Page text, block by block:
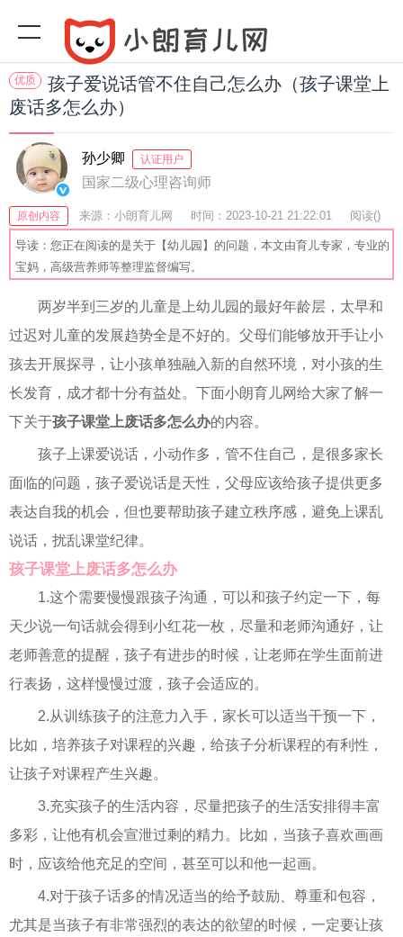
优质
孩子爱说话管不住自己怎么办（孩子课堂上
废话多怎么办）
孙少卿 认证用户
国家二级心理咨询师
原创内容 来源：小朗育儿网 时间：2023-10-21 21:22:01 阅读()
收藏：39 分享：78 爆
导读：您正在阅读的是关于【幼儿园】的问题，本文由育儿专家，专业的
宝妈，高级营养师等整理监督编写。
两岁半到三岁的儿童是上幼儿园的最好年龄层，太早和
过迟对儿童的发展趋势全是不好的。父母们能够放开手让小
孩去开展探寻，让小孩单独融入新的自然环境，对小孩的生
长发育，成才都十分有益处。下面小朗育儿网给大家了解一
下关于孩子课堂上废话多怎么办的内容。
孩子上课爱说话，小动作多，管不住自己，是很多家长
面临的问题，孩子爱说话是天性，父母应该给孩子提供更多
表达自我的机会，但也要帮助孩子建立秩序感，避免上课乱
说话，扰乱课堂纪律。
孩子课堂上废话多怎么办
1.这个需要慢慢跟孩子沟通，可以和孩子约定一下，每
天少说一句话就会得到小红花一枚，尽量和老师沟通好，让
老师善意的提醒，孩子有进步的时候，让老师在学生面前进
行表扬，这样慢慢过渡，孩子会适应的。
2.从训练孩子的注意力入手，家长可以适当干预一下，
比如，培养孩子对课程的兴趣，给孩子分析课程的有利性，
让孩子对课程产生兴趣。
3.充实孩子的生活内容，尽量把孩子的生活安排得丰富
多彩，让他有机会宣泄过剩的精力。比如，当孩子喜欢画画
时，应该给他充足的空间，甚至可以和他一起画。
4.对于孩子话多的情况适当的给予鼓励、尊重和包容，
尤其是当孩子有非常强烈的表达的欲望的时候，一定要让孩